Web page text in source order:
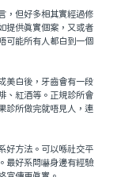
但好多相其實經過修
提供真實個案，又或者
可能所有人都白到一個
白後，牙齒會有一段
、紅酒等。正規診所會
診所做完就唔見人，連
方法。可以喺社交平
最好系問嚇身邊有經驗